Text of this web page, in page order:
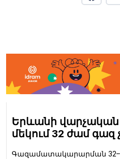
Երևանի վարչական
մեկում 32 ժամ գազ
Գազամատակարարման